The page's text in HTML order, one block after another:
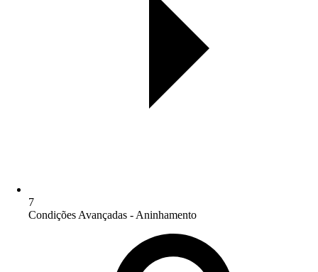
7
Condições Avançadas - Aninhamento